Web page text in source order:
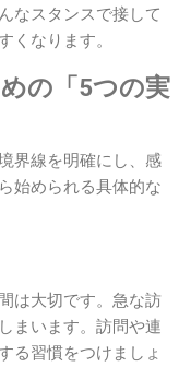
なスタンスで接して
くなります。
の「5つの実
界線を明確にし、感
始められる具体的な
は大切です。急な訪
まいます。訪問や連
る習慣をつけましょ